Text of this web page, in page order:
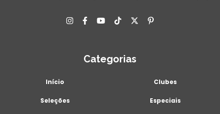
Categorias
Início Clubes
Seleções Especiais